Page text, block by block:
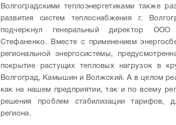
Волгоградскими теплоэнергетиками также
развития систем теплоснабжения г.
подчеркнул генеральный директор ООО
Стефаненко. Вместе с применением
региональной энергосистемы,
покрытие растущих тепловых нагрузок в
Волгоград, Камышин и Волжский. А в целом
как на нашем предприятии, так и по всему
решения проблем стабилизации тарифов,
региона.